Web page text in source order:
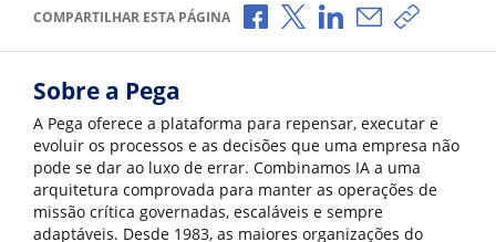
COMPARTILHAR ESTA PÁGINA Compartilhar no Facebook
Compartilhar no X
Compartilhar no
Compartilhar
Copiar
Sobre a Pega
A Pega oferece a plataforma para repensar, executar e
evoluir os processos e as decisões que uma empresa não
pode se dar ao luxo de errar. Combinamos IA a uma
arquitetura comprovada para manter as operações de
missão crítica governadas, escaláveis e sempre
adaptáveis. Desde 1983, as maiores organizações do